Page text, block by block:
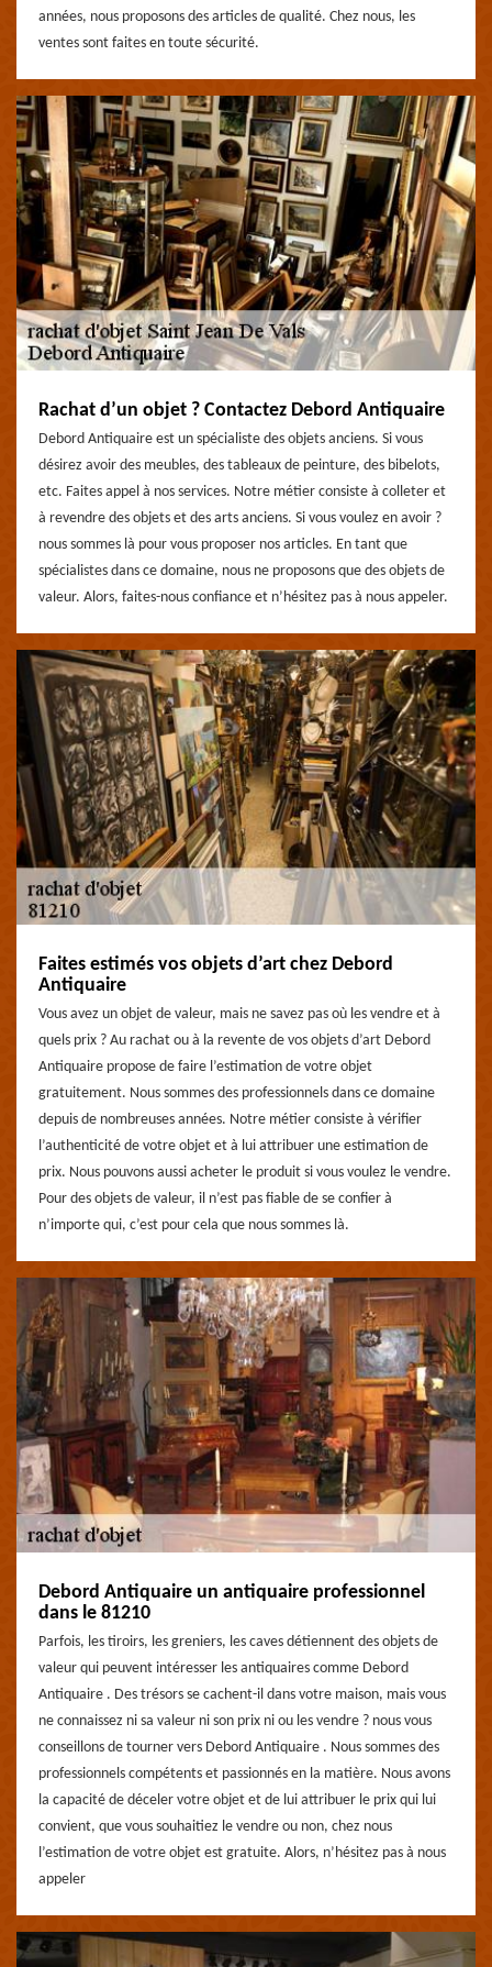
années, nous proposons des articles de qualité. Chez nous, les
ventes sont faites en toute sécurité.
Rachat d’un objet ? Contactez Debord Antiquaire
Debord Antiquaire est un spécialiste des objets anciens. Si vous
désirez avoir des meubles, des tableaux de peinture, des bibelots,
etc. Faites appel à nos services. Notre métier consiste à colleter et
à revendre des objets et des arts anciens. Si vous voulez en avoir ?
nous sommes là pour vous proposer nos articles. En tant que
spécialistes dans ce domaine, nous ne proposons que des objets de
valeur. Alors, faites-nous confiance et n’hésitez pas à nous appeler.
Faites estimés vos objets d’art chez Debord
Antiquaire
Vous avez un objet de valeur, mais ne savez pas où les vendre et à
quels prix ? Au rachat ou à la revente de vos objets d’art Debord
Antiquaire propose de faire l’estimation de votre objet
gratuitement. Nous sommes des professionnels dans ce domaine
depuis de nombreuses années. Notre métier consiste à vérifier
l’authenticité de votre objet et à lui attribuer une estimation de
prix. Nous pouvons aussi acheter le produit si vous voulez le vendre.
Pour des objets de valeur, il n’est pas fiable de se confier à
n’importe qui, c’est pour cela que nous sommes là.
Debord Antiquaire un antiquaire professionnel
dans le 81210
Parfois, les tiroirs, les greniers, les caves détiennent des objets de
valeur qui peuvent intéresser les antiquaires comme Debord
Antiquaire . Des trésors se cachent-il dans votre maison, mais vous
ne connaissez ni sa valeur ni son prix ni ou les vendre ? nous vous
conseillons de tourner vers Debord Antiquaire . Nous sommes des
professionnels compétents et passionnés en la matière. Nous avons
la capacité de déceler votre objet et de lui attribuer le prix qui lui
convient, que vous souhaitiez le vendre ou non, chez nous
l’estimation de votre objet est gratuite. Alors, n’hésitez pas à nous
appeler